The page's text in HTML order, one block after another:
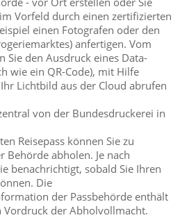
Vorfeld durch einen zertifizierten
einen Fotografen oder den
anfertigen. Vom
Sie den Ausdruck eines Data-
wie ein QR-Code), mit Hilfe
Lichtbild aus der Cloud abrufen
von der Bundesdruckerei in
Reisepass können Sie zu
Behörde abholen. Je nach
benachrichtigt, sobald Sie Ihren
Die
der Passbehörde enthält
Vordruck der Abholvollmacht.